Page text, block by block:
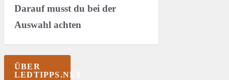
Darauf musst du bei der
Auswahl achten
ÜBER
LEDTIPPS.NET